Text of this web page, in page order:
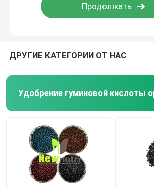
ДРУГИЕ КАТЕГОРИИ ОТ НАС